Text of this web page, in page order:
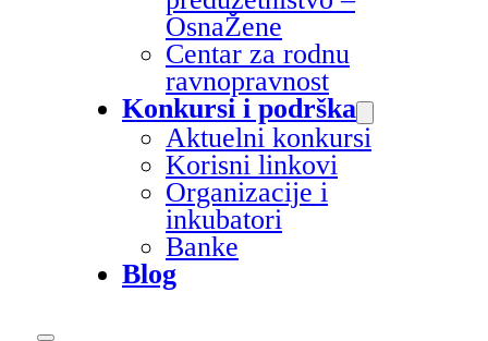
OsnaŽene
Centar za rodnu
ravnopravnost
Konkursi i podrška
Aktuelni konkursi
Korisni linkovi
Organizacije i
inkubatori
Banke
Blog